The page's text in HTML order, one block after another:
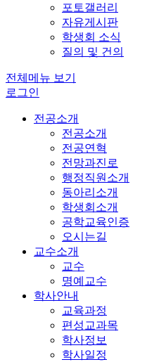
포토갤러리
자유게시판
학생회 소식
질의 및 건의
전체메뉴 보기
로그인
전공소개
전공소개
전공연혁
전망과진로
행정직원소개
동아리소개
학생회소개
공학교육인증
오시는길
교수소개
교수
명예교수
학사안내
교육과정
편성교과목
학사정보
학사일정